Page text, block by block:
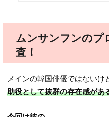
ムンサンフンのプ
査！
メインの韓国俳優ではないけ
助役として抜群の存在感があ